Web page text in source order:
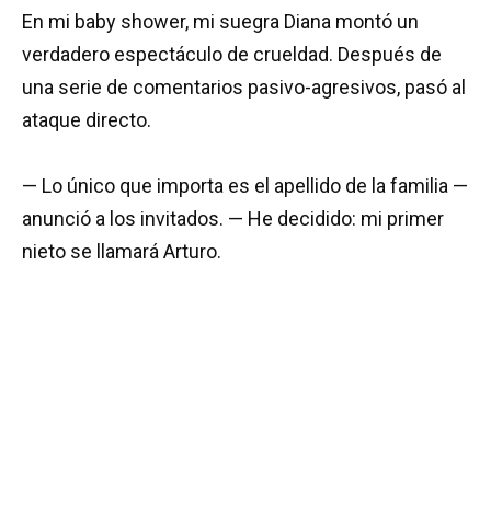
En mi baby shower, mi suegra Diana montó un
verdadero espectáculo de crueldad. Después de
una serie de comentarios pasivo-agresivos, pasó al
ataque directo.
— Lo único que importa es el apellido de la familia —
anunció a los invitados. — He decidido: mi primer
nieto se llamará Arturo.